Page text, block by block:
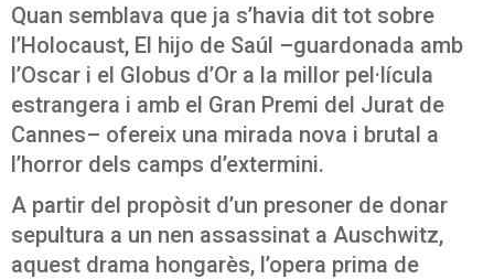
Quan semblava que ja s’havia dit tot sobre
l’Holocaust, El hijo de Saúl –guardonada amb
l’Oscar i el Globus d’Or a la millor pel·lícula
estrangera i amb el Gran Premi del Jurat de
Cannes– ofereix una mirada nova i brutal a
l’horror dels camps d’extermini.
A partir del propòsit d’un presoner de donar
sepultura a un nen assassinat a Auschwitz,
aquest drama hongarès, l’opera prima de